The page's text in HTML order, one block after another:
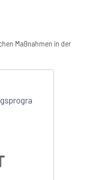
Maßnahmen in der